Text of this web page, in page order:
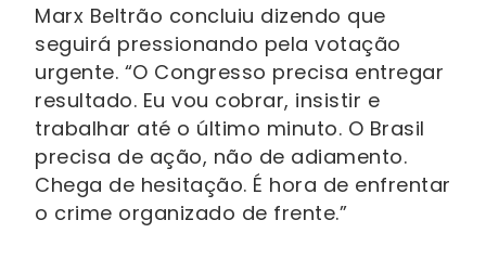
Marx Beltrão concluiu dizendo que
seguirá pressionando pela votação
urgente. “O Congresso precisa entregar
resultado. Eu vou cobrar, insistir e
trabalhar até o último minuto. O Brasil
precisa de ação, não de adiamento.
Chega de hesitação. É hora de enfrentar
o crime organizado de frente.”